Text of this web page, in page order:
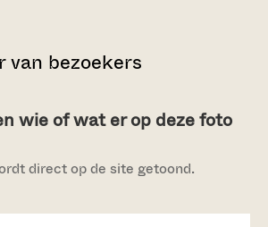
van bezoekers
wie of wat er op deze foto
direct op de site getoond.